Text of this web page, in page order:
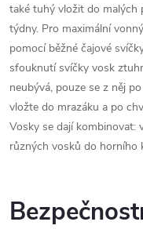
také tuhý vložit do malých
týdny. Pro maximální
pomocí běžné čajové
sfouknutí svíčky vosk
neubývá, pouze se z něj
vložte do mrazáku a po
Vosky se dají kombinovat:
různých vosků do horního